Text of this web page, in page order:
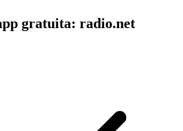
gratuita: radio.net